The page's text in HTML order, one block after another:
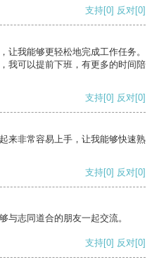
支持[0] 反对[0]
让我能够更轻松地完成工作任务。
我可以提前下班，有更多的时间陪
支持[0] 反对[0]
来非常容易上手，让我能够快速熟
支持[0] 反对[0]
与志同道合的朋友一起交流。
支持[0] 反对[0]